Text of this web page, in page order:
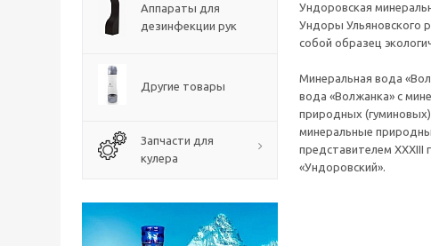
Аппараты для
дезинфекции рук
Другие товары
Запчасти для
кулера
Ундоровская
Ундоры Ульяновского
собой образец
Минеральная вода
вода «Волжанка» с
природных
минеральные
представителем ХХХIII
«Ундоровский».